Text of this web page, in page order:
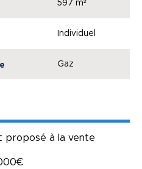
597 m²
Individuel
Gaz
proposé à la vente